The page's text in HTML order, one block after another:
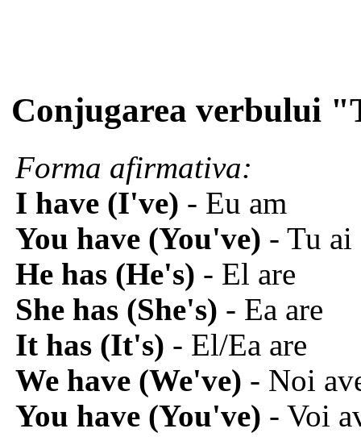
Conjugarea verbului
Forma afirmativa:
I have (I've) - Eu am
You have (You've) - Tu ai
He has (He's) - El are
She has (She's) - Ea are
It has (It's) - El/Ea are
We have (We've) - Noi
You have (You've) - Voi